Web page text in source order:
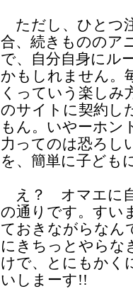
ただし、ひとつ
合、続きもののア
で、自分自身にル
かもしれません。
くっていう楽しみ
のサイトに契約し
もん。いやーホン
力ってのは恐ろし
を、簡単に子ども
え？ オマエに自
の通りです。すい
ておきながらなん
にきちっとやらな
けで、とにもかく
いしまーす!!